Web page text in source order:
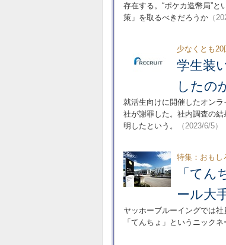
存在する。“ポケカ造幣局”
策」を取るべきだろうか （
少なくとも20
学生装
したの
就活生向けに開催したオン
社が謝罪した。社内調査の結
明したという。
（2023/6/5）
特集：おもし
「て
ール大
ヤッホーブルーイングでは
「てんちょ」というニック